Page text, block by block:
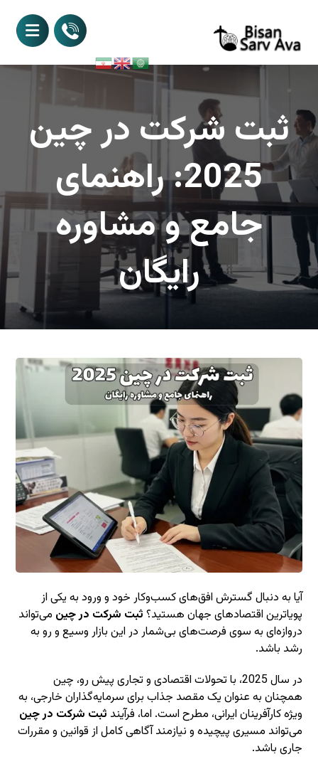
ثبت شرکت در چین
2025: راهنمای
جامع و مشاوره
رایگان
آیا به دنبال گسترش افق‌های کسب‌وکار خود و ورود به یکی از
پویاترین اقتصادهای جهان هستید؟ ثبت شرکت در چین می‌تواند
دروازه‌ای به سوی فرصت‌های بی‌شمار در این بازار وسیع و رو به
رشد باشد.
در سال 2025، با تحولات اقتصادی و تجاری پیش رو، چین
همچنان به عنوان یک مقصد جذاب برای سرمایه‌گذاران خارجی، به
ویژه کارآفرینان ایرانی، مطرح است. اما، فرآیند ثبت شرکت در چین
می‌تواند مسیری پیچیده و نیازمند آگاهی کامل از قوانین و مقررات
جاری باشد.